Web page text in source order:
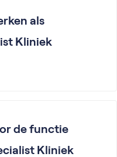
als
Kliniek
de functie
Kliniek